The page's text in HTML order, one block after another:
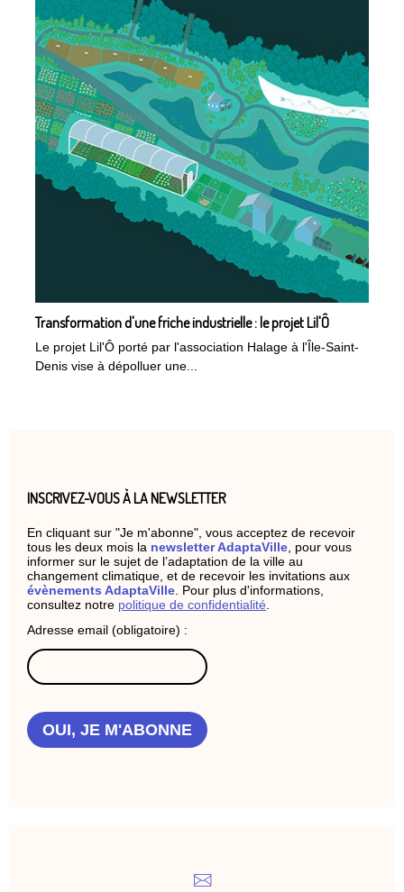
Transformation d'une friche industrielle : le projet Lil'Ô
Le projet Lil'Ô porté par l'association Halage à l'Île-Saint-
Denis vise à dépolluer une...
INSCRIVEZ-VOUS À LA NEWSLETTER
En cliquant sur "Je m'abonne", vous acceptez de recevoir
tous les deux mois la newsletter AdaptaVille, pour vous
informer sur le sujet de l’adaptation de la ville au
changement climatique, et de recevoir les invitations aux
évènements AdaptaVille. Pour plus d'informations,
consultez notre politique de confidentialité.
Adresse email (obligatoire) :
OUI, JE M'ABONNE